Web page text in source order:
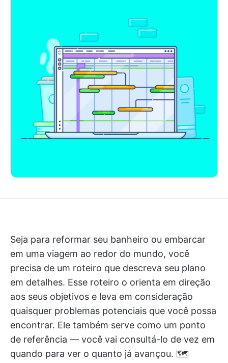
Seja para reformar seu banheiro ou embarcar
em uma viagem ao redor do mundo, você
precisa de um roteiro que descreva seu plano
em detalhes. Esse roteiro o orienta em direção
aos seus objetivos e leva em consideração
quaisquer problemas potenciais que você possa
encontrar. Ele também serve como um ponto
de referência — você vai consultá-lo de vez em
quando para ver o quanto já avançou. 🗺️